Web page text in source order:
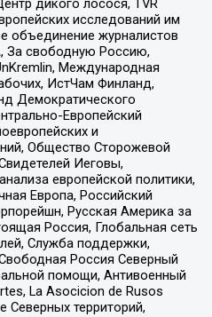
дикого лосося, TVR
исследований им
объединение журналистов
За свободную Россию,
Международная
ИстЧам Финланд,
Демократического
Европейский
и
Общество Сторожевой
Иеговы,
европейской политики,
Европа, Российский
Русская Америка за
Россия, Глобальная сеть
Служба поддержки,
Россия Северный
помощи, Антивоенный
La Asocicion de Rusos
Северных территорий,